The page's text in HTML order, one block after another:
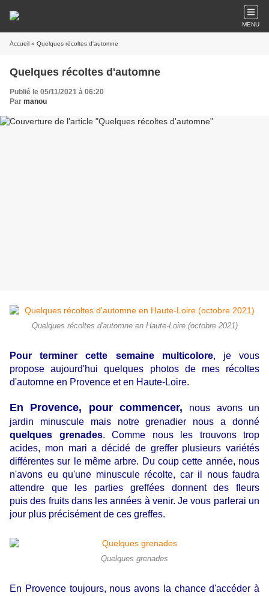
MENU
Accueil » Quelques récoltes d'automne
Quelques récoltes d'automne
Publié le 05/11/2021 à 06:20
Par manou
Quelques récoltes d'automne en Haute-Loire (octobre 2021)
Pour terminer cette semaine multicolore, je vous
propose aujourd'hui quelques photos de mes récoltes
d'automne en Provence et en Haute-Loire.
En Provence, pour commencer,
nous avons un
jardin minuscule mais notre grenadier nous a donné
quelques grenades. Comme nous les trouvons trop
acides, mon mari a décidé de greffer plusieurs variétés
différentes sur le même arbre. Du coup cette année, nous
n'avons eu qu'une minuscule récolte, car il nous faudra
attendre que les parties greffées donnent des fleurs
puis des fruits dans les années à venir. Je vous parlerai un
jour plus précisément de ces greffes.
Quelques grenades
En Provence toujours, nous avons la chance d'accéder à